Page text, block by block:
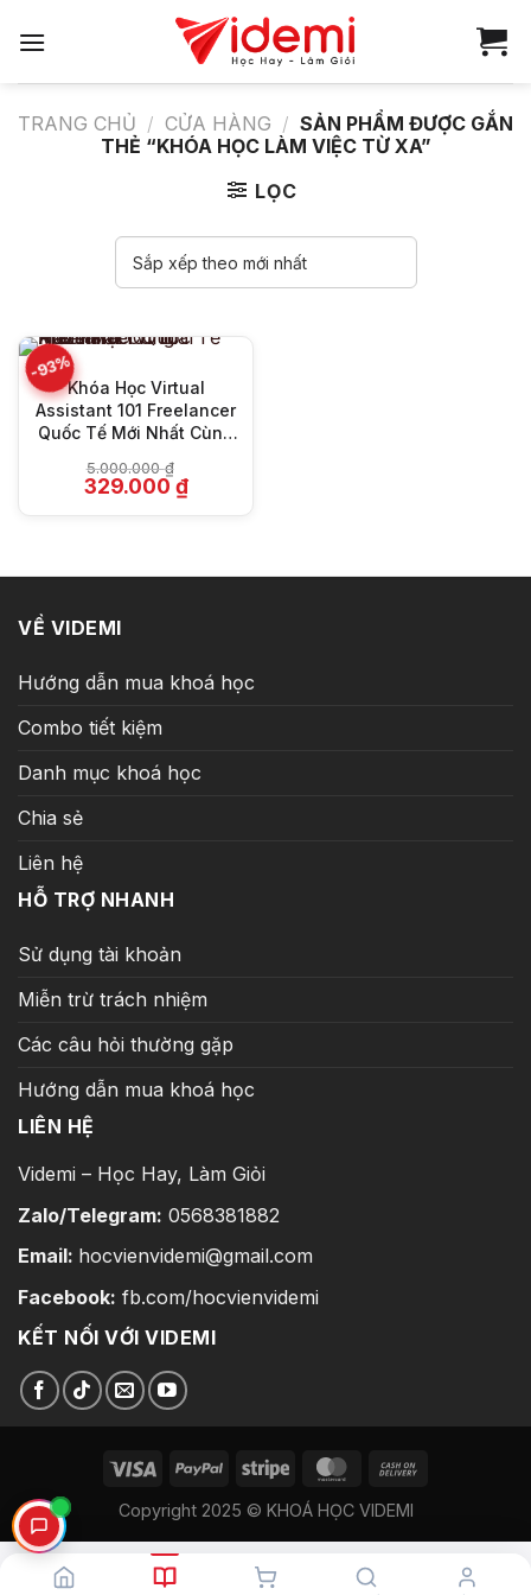
qua
TRANG CHỦ / CỬA HÀNG / SẢN PHẨM ĐƯỢC GẮN
THẺ “KHÓA HỌC LÀM VIỆC TỪ XA”
LỌC
-93%
Khóa Học Virtual
Assistant 101 Freelancer
Quốc Tế Mới Nhất Cùng
5.000.000₫
Giá
gốc
329.000 ₫Giá
hiện
VỀ VIDEMI
Hướng dẫn mua khoá học
Combo tiết kiệm
Danh mục khoá học
Chia sẻ
Liên hệ
HỖ TRỢ NHANH
Sử dụng tài khoản
Miễn trừ trách nhiệm
Các câu hỏi thường gặp
Hướng dẫn mua khoá học
LIÊN HỆ
Videmi – Học Hay, Làm Giỏi
Zalo/Telegram: 0568381882
Email: hocvienvidemi@gmail.com
Facebook: fb.com/hocvienvidemi
KẾT NỐI VỚI VIDEMI
Copyright 2025 © KHOÁ HỌC VIDEMI